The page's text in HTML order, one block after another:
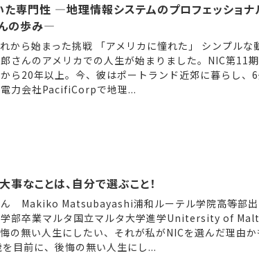
た専門性 ―地理情報システムのプロフェッショナ
の歩み―
から始まった挑戦 「アメリカに憧れた」 シンプルな
さんのアメリカでの人生が始まりました。NIC第11
ら20年以上。今、彼はポートランド近郊に暮らし、6
力会社PacifiCorpで地理...
事なことは、自分で選ぶこと！
Makiko Matsubayashi浦和ルーテル学院高等部出
部卒業マルタ国立マルタ大学進学Unitersity of
の無い人生にしたい、それが私がNICを選んだ理由か
目前に、後悔の無い人生にし...